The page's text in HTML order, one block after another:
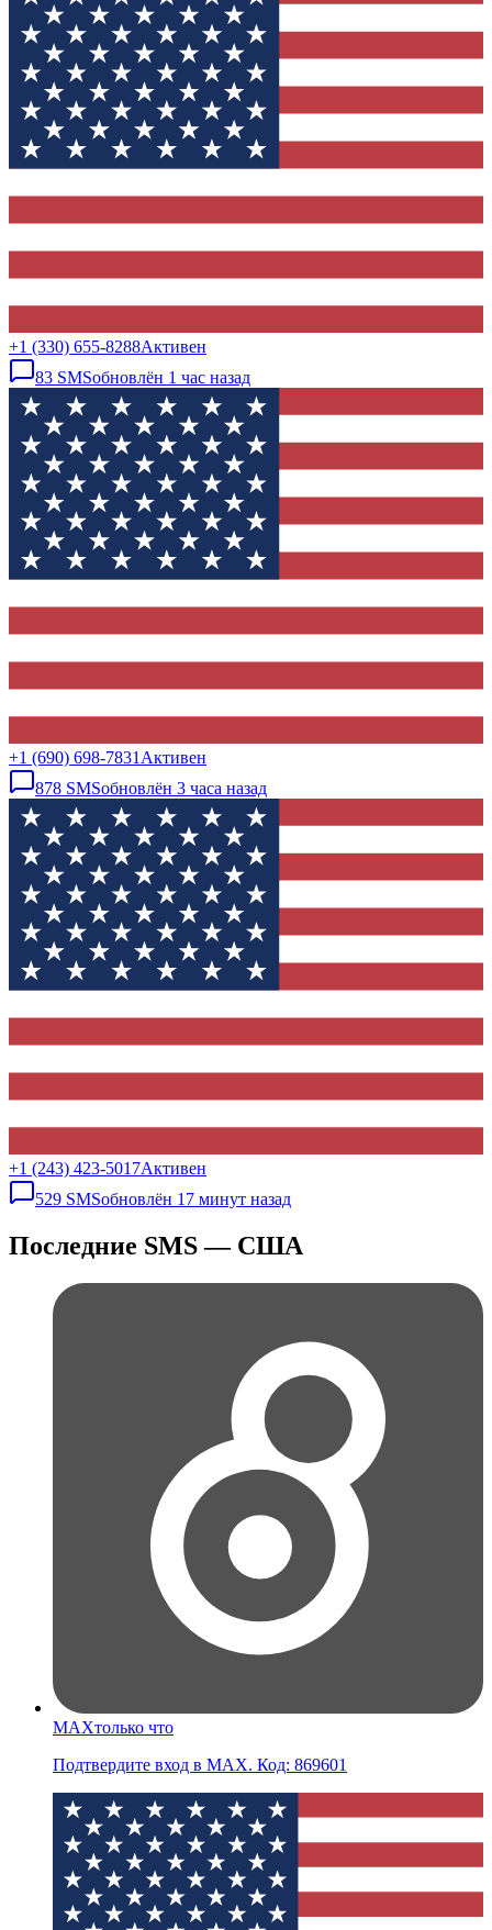
+1 (330) 655-8288Активен
83 SMSобновлён 1 час назад
+1 (690) 698-7831 Активен
878 SMSобновлён 3 часа назад
+1 (243) 423-5017Активен
529 SMSобновлён 17 минут назад
Последние SMS — США
MAXтолько что
Подтвердите вход в MAX. Код: 869601